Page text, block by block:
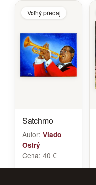
Voľný predaj
Satchmo
Autor: Vlado
Ostrý
Cena: 40 €